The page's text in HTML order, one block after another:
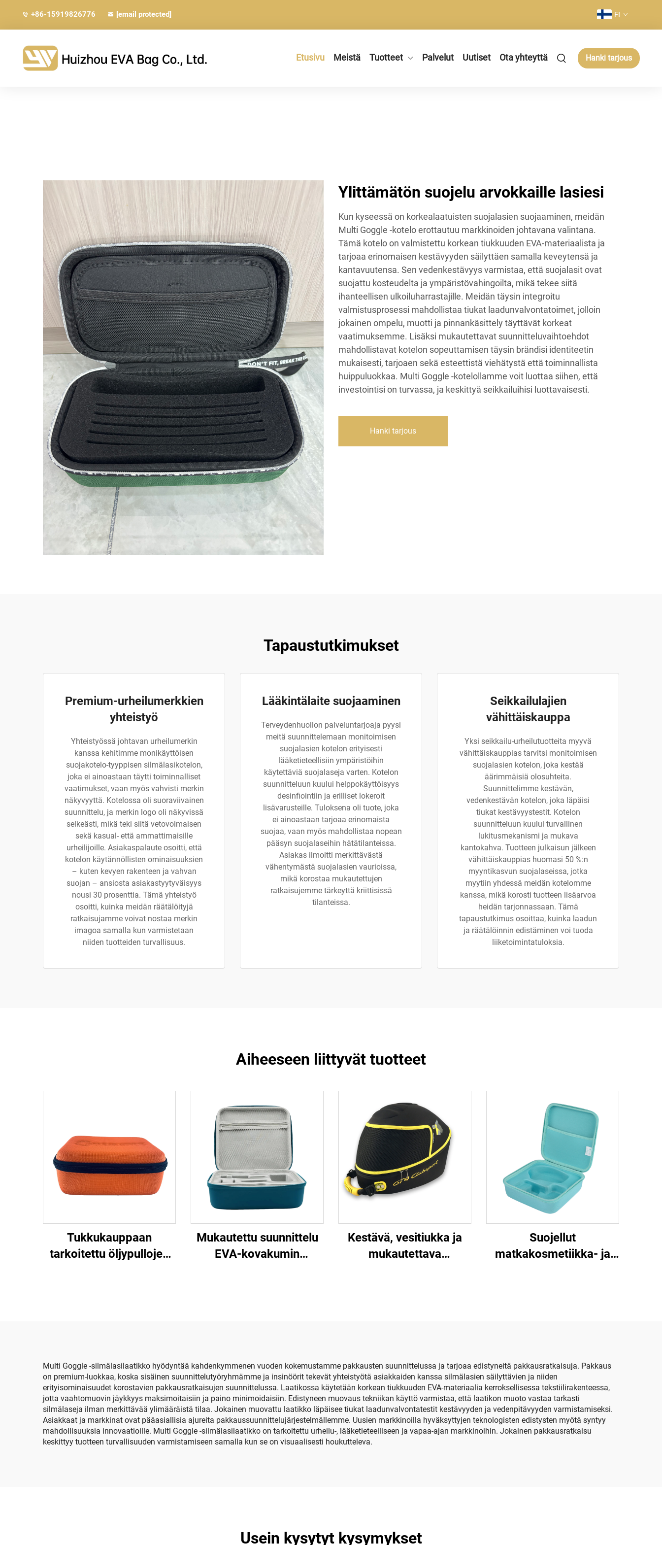
+86-15919826776 [email protected] FI
Etusivu Meistä Tuotteet Palvelut Uutiset Ota yhteyttä Hanki tarjous
Ylittämätön suojelu arvokkaille lasiesi
Kun kyseessä on korkealaatuisten suojalasien suojaaminen, meidän
Multi Goggle -kotelo erottautuu markkinoiden johtavana valintana.
Tämä kotelo on valmistettu korkean tiukkuuden EVA-materiaalista ja
tarjoaa erinomaisen kestävyyden säilyttäen samalla keveytensä ja
kantavuutensa. Sen vedenkestävyys varmistaa, että suojalasit ovat
suojattu kosteudelta ja ympäristövahingoilta, mikä tekee siitä
ihanteellisen ulkoiluharrastajille. Meidän täysin integroitu
valmistusprosessi mahdollistaa tiukat laadunvalvontatoimet, jolloin
jokainen ompelu, muotti ja pinnankäsittely täyttävät korkeat
vaatimuksemme. Lisäksi mukautettavat suunnitteluvaihtoehdot
mahdollistavat kotelon sopeuttamisen täysin brändisi identiteetin
mukaisesti, tarjoaen sekä esteettistä viehätystä että toiminnallista
huippuluokkaa. Multi Goggle -kotelollamme voit luottaa siihen, että
investointisi on turvassa, ja keskittyä seikkailuihisi luottavaisesti.
Hanki tarjous
Tapaustutkimukset
Premium-urheilumerkkien
yhteistyö
Yhteistyössä johtavan urheilumerkin
kanssa kehitimme monikäyttöisen
suojakotelo-tyyppisen silmälasikotelon,
joka ei ainoastaan täytti toiminnalliset
vaatimukset, vaan myös vahvisti merkin
näkyvyyttä. Kotelossa oli suoraviivainen
suunnittelu, ja merkin logo oli näkyvissä
selkeästi, mikä teki siitä vetovoimaisen
sekä kasual- että ammattimaisille
urheilijoille. Asiakaspalaute osoitti, että
kotelon käytännöllisten ominaisuuksien
– kuten kevyen rakenteen ja vahvan
suojan – ansiosta asiakastyytyväisyys
nousi 30 prosenttia. Tämä yhteistyö
osoitti, kuinka meidän räätälöityjä
ratkaisujamme voivat nostaa merkin
imagoa samalla kun varmistetaan
niiden tuotteiden turvallisuus.
Lääkintälaite suojaaminen
Terveydenhuollon palveluntarjoaja pyysi
meitä suunnittelemaan monitoimisen
suojalasien kotelon erityisesti
lääketieteellisiin ympäristöihin
käytettäviä suojalaseja varten. Kotelon
suunnitteluun kuului helppokäyttöisyys
desinfiointiin ja erilliset lokeroit
lisävarusteille. Tuloksena oli tuote, joka
ei ainoastaan tarjoaa erinomaista
suojaa, vaan myös mahdollistaa nopean
pääsyn suojalaseihin hätätilanteissa.
Asiakas ilmoitti merkittävästä
vähentymästä suojalasien vaurioissa,
mikä korostaa mukautettujen
ratkaisujemme tärkeyttä kriittisissä
tilanteissa.
Seikkailulajien
vähittäiskauppa
Yksi seikkailu-urheilutuotteita myyvä
vähittäiskauppias tarvitsi monitoimisen
suojalasien kotelon, joka kestää
äärimmäisiä olosuhteita.
Suunnittelimme kestävän,
vedenkestävän kotelon, joka läpäisi
tiukat kestävyystestit. Kotelon
suunnitteluun kuului turvallinen
lukitusmekanismi ja mukava
kantokahva. Tuotteen julkaisun jälkeen
vähittäiskauppias huomasi 50 %:n
myyntikasvun suojalaseissa, jotka
myytiin yhdessä meidän kotelomme
kanssa, mikä korosti tuotteen lisäarvoa
heidän tarjonnassaan. Tämä
tapaustutkimus osoittaa, kuinka laadun
ja räätälöinnin edistäminen voi tuoda
liiketoimintatuloksia.
Aiheeseen liittyvät tuotteet
Tukkukauppaan
tarkoitettu öljypullojen
Mukautettu suunnittelu
EVA-kovakumin
Kestävä, vesitiukka ja
mukautettava
Suojellut
matkakosmetiikka- ja
Multi Goggle -silmälasilaatikko hyödyntää kahdenkymmenen vuoden kokemustamme pakkausten suunnittelussa ja tarjoaa edistyneitä pakkausratkaisuja. Pakkaus
on premium-luokkaa, koska sisäinen suunnittelutyöryhmämme ja insinöörit tekevät yhteistyötä asiakkaiden kanssa silmälasien säilyttävien ja niiden
erityisominaisuudet korostavien pakkausratkaisujen suunnittelussa. Laatikossa käytetään korkean tiukkuuden EVA-materiaalia kerroksellisessa tekstiilirakenteessa,
jotta vaahtomuovin jäykkyys maksimoitaisiin ja paino minimoidaisiin. Edistyneen muovaus tekniikan käyttö varmistaa, että laatikon muoto vastaa tarkasti
silmälaseja ilman merkittävää ylimääräistä tilaa. Jokainen muovattu laatikko läpäisee tiukat laadunvalvontatestit kestävyyden ja vedenpitävyyden varmistamiseksi.
Asiakkaat ja markkinat ovat pääasiallisia ajureita pakkaussuunnittelujärjestelmällemme. Uusien markkinoilla hyväksyttyjen teknologisten edistysten myötä syntyy
mahdollisuuksia innovaatioille. Multi Goggle -silmälasilaatikko on tarkoitettu urheilu-, lääketieteelliseen ja vapaa-ajan markkinoihin. Jokainen pakkausratkaisu
keskittyy tuotteen turvallisuuden varmistamiseen samalla kun se on visuaalisesti houkutteleva.
Usein kysytyt kysymykset